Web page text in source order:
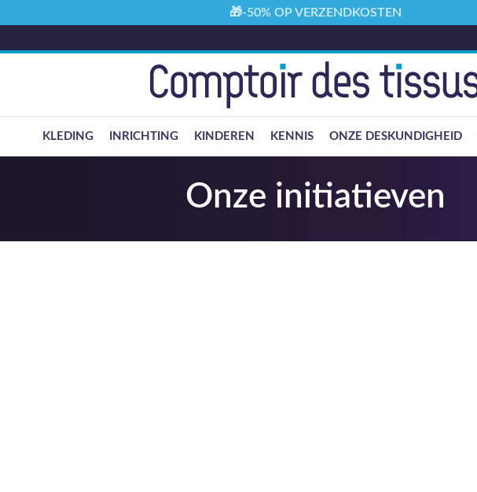
KLEDING INRICHTING KINDEREN KENNIS ONZE DESKUNDIGHEID
Onze initiatieven
🎁-50% OP VERZENDKOSTEN